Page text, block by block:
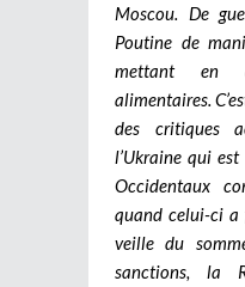
Moscou. De
Poutine de
mettant en
alimentaires.
des critiques
l’Ukraine qui
Occidentaux
quand celui-ci
veille du
sanctions, la